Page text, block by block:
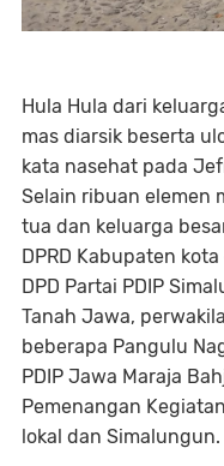
Hula Hula dari
mas diarsik beserta
kata nasehat pada
Selain ribuan elemen
tua dan keluarga
DPRD Kabupaten
DPD Partai PDIP
Tanah Jawa,
beberapa Pangulu
PDIP Jawa Maraja
Pemenangan
lokal dan Simalungun.